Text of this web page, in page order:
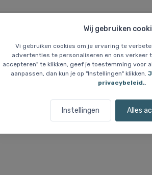
Wij gebruiken
Vi gebruiken cookies om je ervaring te
advertenties te personaliseren en ons verkeer
accepteren" te klikken, geef je toestemming voor
aanpassen, dan kun je op "Instellingen" klikken.
privacybeleid.
Instellingen Alles
Prijsgarantie Wie
Bergfluitje
van aluminiumlegering, ideaal voor
van een sleutelring, waardoor